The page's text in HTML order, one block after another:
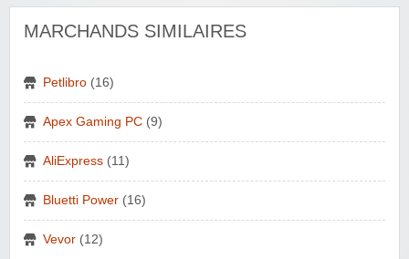
MARCHANDS SIMILAIRES
Petlibro (16)
Apex Gaming PC (9)
AliExpress (11)
Bluetti Power (16)
Vevor (12)